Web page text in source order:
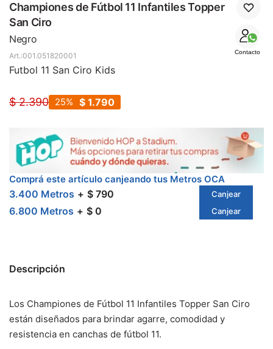
Championes de Fútbol 11 Infantiles Topper
San Ciro
Negro
Contacto
001.051820001
Futbol 11 San Ciro Kids
$ 2.390 $ 1.790
25
Comprá este artículo canjeando tus Metros OCA
3.400 Metros $ 790 Canjear
6.800 Metros $ 0 Canjear
Descripción
Los Championes de Fútbol 11 Infantiles Topper San Ciro
están diseñados para brindar agarre, comodidad y
resistencia en canchas de fútbol 11.